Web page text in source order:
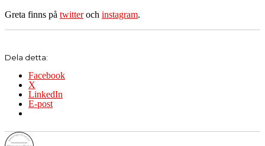
Greta finns på twitteroch instagram.
Dela detta:
Facebook
X
LinkedIn
E-post